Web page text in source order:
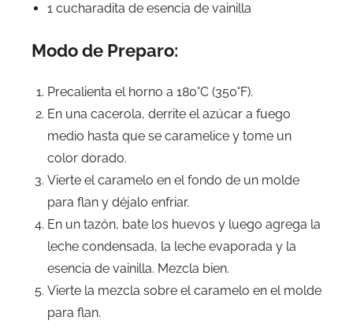
1 cucharadita de esencia de vainilla
Modo de Preparo:
Precalienta el horno a 180°C (350°F).
En una cacerola, derrite el azúcar a fuego
medio hasta que se caramelice y tome un
color dorado.
Vierte el caramelo en el fondo de un molde
para flan y déjalo enfriar.
En un tazón, bate los huevos y luego agrega la
leche condensada, la leche evaporada y la
esencia de vainilla. Mezcla bien.
Vierte la mezcla sobre el caramelo en el molde
para flan.